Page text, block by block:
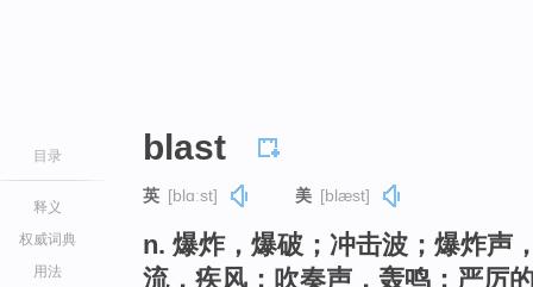
目录
释义
权威词典
用法
blast
英 [blɑːst] 美 [blæst]
n. 爆炸，爆破；冲击波；爆炸声
流，疾风；吹奏声，轰鸣；严厉